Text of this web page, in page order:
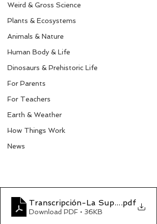
Weird & Gross Science
Plants & Ecosystems
Animals & Nature
Human Body & Life
Dinosaurs & Prehistoric Life
For Parents
For Teachers
Earth & Weather
How Things Work
News
Transcripción-La .pdf
Download PDF • 36KB